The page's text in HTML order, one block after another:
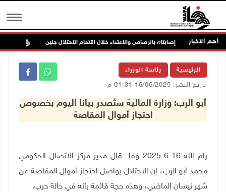
MENU أهم الاخبار إصابتان بالرصاص والاعتداء خلال اقتحام الاحتلال جنين
الرئيسية رئاسة الوزراء
تاريخ النشر: 16/06/2025 01:31 م
أبو الرب: وزارة المالية ستُصدر بيانا اليوم بخصوص
احتجاز أموال المقاصة
رام الله 16-6-2025 وفا- قال مدير مركز الاتصال الحكومي
محمد أبو الرب، إن الاحتلال يواصل احتجاز أموال المقاصة عن
شهر نيسان الماضي، وهذه حجة قائمة بأنه في حالة حرب.